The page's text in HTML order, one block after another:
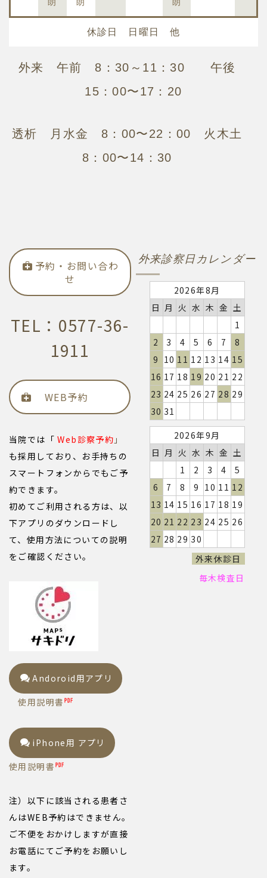
休診日 日曜日 他
外来 午前 8：30～11：30 午後
15：00〜17：20
透析 月水金 8：00〜22：00 火木土
8：00〜14：30
予約・お問い合わ
せ
TEL：0577-36-
1911
WEB予約
当院では「 Web診察予約 」
も採用しており、お手持ちの
スマートフォンからでもご予
約できます。
初めてご利用される方は、以
下アプリのダウンロードし
て、使用方法についての説明
をご確認ください。
Andoroid用アプリ
使用説明書
iPhone用 アプリ
使用説明書
注）以下に該当される患者さ
んはWEB予約はできません。
ご不便をおかけしますが直接
お電話にてご予約をお願いし
ます。
外来診察日カレンダー
2026年8月
日 月 火 水 木 金 土
1
2
3 4 5 6 7
8
9 10 11 12 13 14 15
16 17 18 19 20 21 22
23 24 25 26 27 28 29
30 31
2026年9月
日 月 火 水 木 金 土
1
2 3 4
5
6
7 8 9 10 11 12
13 14 15 16 17 18 19
20 21 22 23 24 25 26
27 28 29 30
外来休診日
毎木検査日